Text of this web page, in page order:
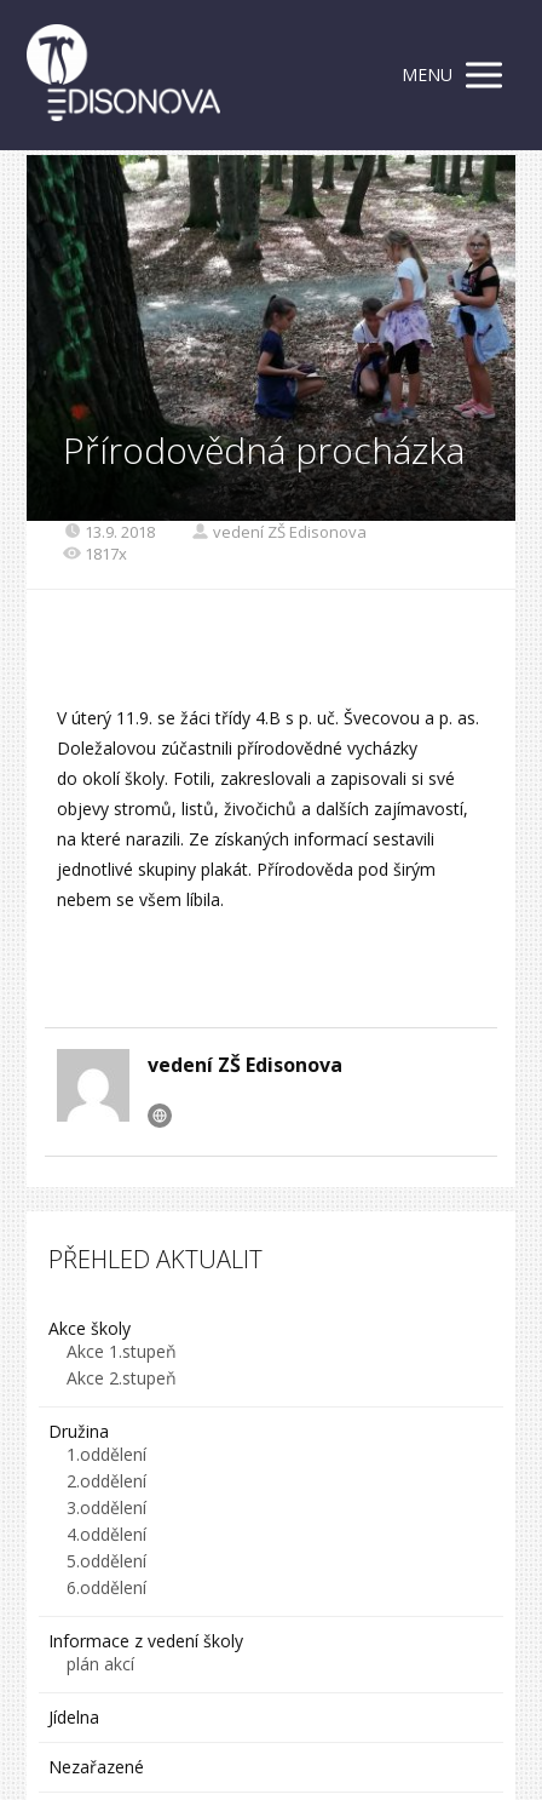
MENU
Přírodovědná procházka
13.9. 2018
vedení ZŠ Edisonova
1817x
V úterý 11.9. se žáci třídy 4.B s p. uč. Švecovou a p. as.
Doležalovou zúčastnili přírodovědné vycházky
do okolí školy. Fotili, zakreslovali a zapisovali si své
objevy stromů, listů, živočichů a dalších zajímavostí,
na které narazili. Ze získaných informací sestavili
jednotlivé skupiny plakát. Přírodověda pod širým
nebem se všem líbila.
vedení ZŠ Edisonova
PŘEHLED AKTUALIT
Akce školy
Akce 1.stupeň
Akce 2.stupeň
Družina
1.oddělení
2.oddělení
3.oddělení
4.oddělení
5.oddělení
6.oddělení
Informace z vedení školy
plán akcí
Jídelna
Nezařazené